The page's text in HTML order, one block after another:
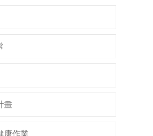
畫
康作業